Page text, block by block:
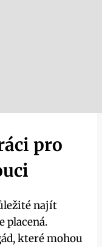
pro
najít
placená.
které mohou